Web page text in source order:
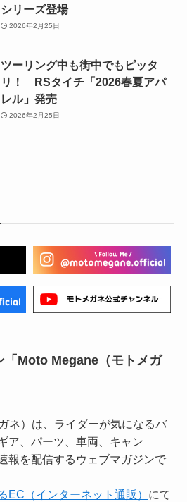
シリーズ登場
2026年2月25日
ツーリング中も街中でもピッタ
リ！ RSタイチ「2026春夏アパ
レル」発売
2026年2月25日
「Moto Megane（モトメガ
ネ）は、ライダーが気になるバ
ア、パーツ、車両、キャン
報を配信するウェブマガジンで
EC（インターネット通販） にて